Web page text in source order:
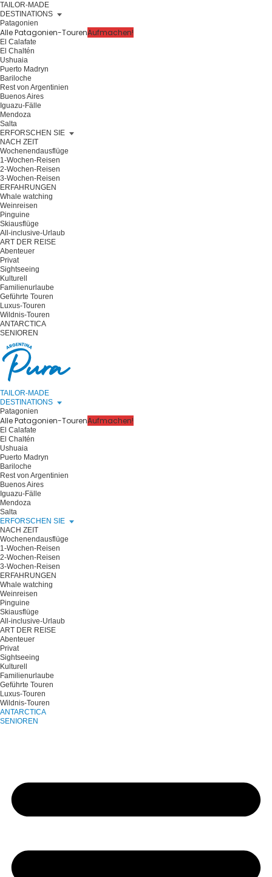
TAILOR-MADE
DESTINATIONS
Patagonien
Alle Patagonien-TourenAufmachen!
El Calafate
El Chaltén
Ushuaia
Puerto Madryn
Bariloche
Rest von Argentinien
Buenos Aires
Iguazu-Fälle
Mendoza
Salta
ERFORSCHEN SIE
NACH ZEIT
Wochenendausflüge
1-Wochen-Reisen
2-Wochen-Reisen
3-Wochen-Reisen
ERFAHRUNGEN
Whale watching
Weinreisen
Pinguine
Skiausflüge
All-inclusive-Urlaub
ART DER REISE
Abenteuer
Privat
Sightseeing
Kulturell
Familienurlaube
Geführte Touren
Luxus-Touren
Wildnis-Touren
ANTARCTICA
SENIOREN
TAILOR-MADE
DESTINATIONS
Patagonien
Alle Patagonien-TourenAufmachen!
El Calafate
El Chaltén
Ushuaia
Puerto Madryn
Bariloche
Rest von Argentinien
Buenos Aires
Iguazu-Fälle
Mendoza
Salta
ERFORSCHEN SIE
NACH ZEIT
Wochenendausflüge
1-Wochen-Reisen
2-Wochen-Reisen
3-Wochen-Reisen
ERFAHRUNGEN
Whale watching
Weinreisen
Pinguine
Skiausflüge
All-inclusive-Urlaub
ART DER REISE
Abenteuer
Privat
Sightseeing
Kulturell
Familienurlaube
Geführte Touren
Luxus-Touren
Wildnis-Touren
ANTARCTICA
SENIOREN